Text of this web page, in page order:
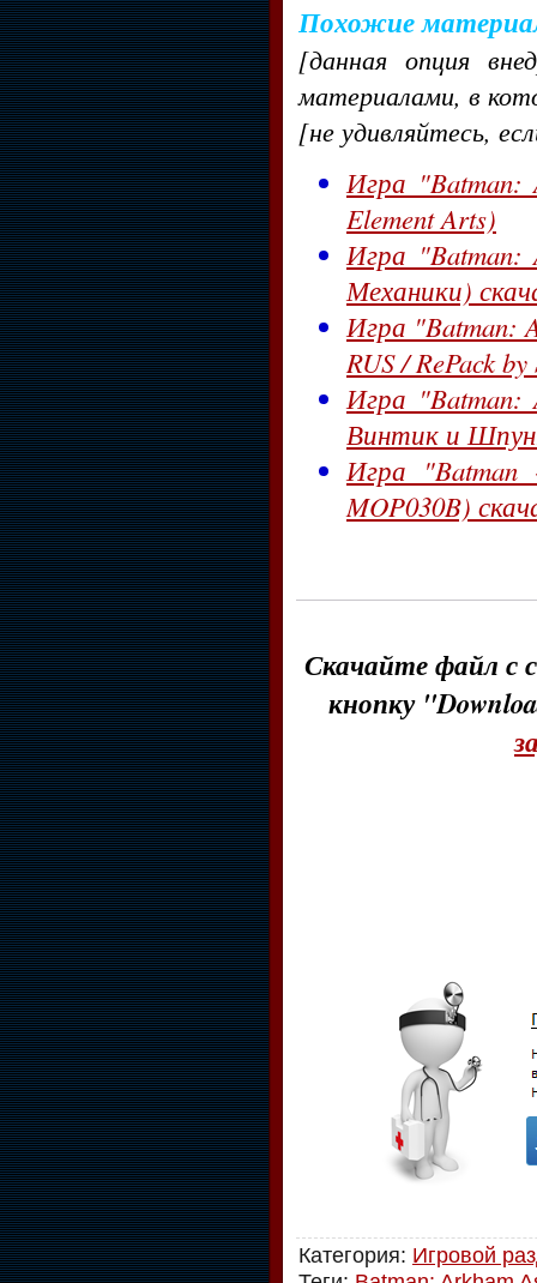
Похожие
[данная опция
материалами, в
[не удивляйтесь,
Игра "Batman:
Element Arts)
Игра "Batman:
Механики)
Игра "Batman:
RUS / RePack
Игра "Batman:
Винтик и
Игра
MOP030B)
Скачайте файл с
кнопку
Категория: Игровой